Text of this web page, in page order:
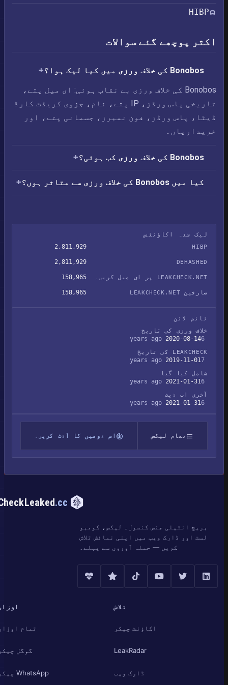
HIBP
اکثر پوچھے گئے سوالات
Bonobos کی خلاف ورزی میں کیا لیک ہوا؟
Bonobos کی خلاف ورزی بے نقاب ہوئی: ای میل پتے،
تاریخی پاس ورڈز، IP پتے، نام، جزوی کریڈٹ کارڈ
ڈیٹا، پاس ورڈز، فون نمبرز، جسمانی پتے، اور
خریداریاں۔
Bonobos کی خلاف ورزی کب ہوئی؟
کیا میں Bonobos کی خلاف ورزی سے متاثر ہوں؟
لیک شدہ اکاؤنٹس
HIBP
2,811,929
DEHASHED
2,811,929
LEAKCHECK.NET پر ای میل کریں۔ 158,965
صارفین LEAKCHECK.NET 158,965
ٹائم لائن
خلاف ورزی کی تاریخ
2020-08-14
LEAKCHECK کی تاریخ
2019-11-01
شامل کیا گیا
2021-01-31
آخری اپ ڈیٹ
2021-01-31
تمام لیکس اس ڈومین کا آڈٹ کریں۔
CheckLeaked.cc
بریچ انٹیلی جنس کنسول۔ لیکس، کومبو
لسٹ اور ڈارک ویب میں اپنی نمائش تلاش
کریں — حملہ آوروں سے پہلے۔
تلاش
اکاؤنٹ چیکر
LeakRadar
ڈارک ویب
اوزار
تمام اوزار
گوگل چیکر
WhatsApp چیکر